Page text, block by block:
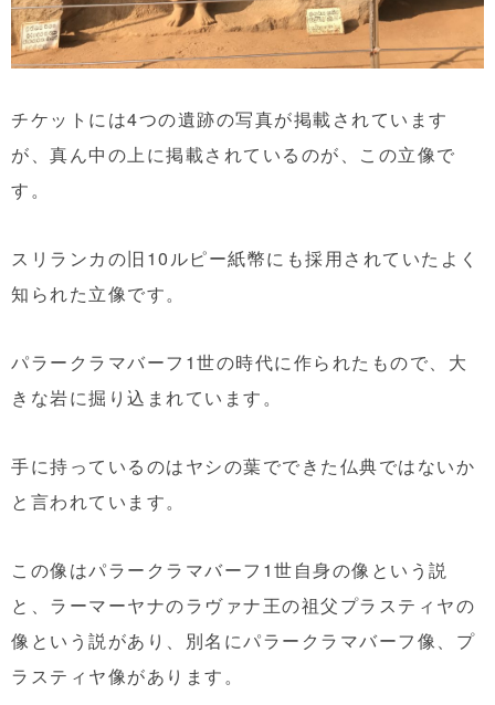
チケットには4つの遺跡の写真が掲載されています
が、真ん中の上に掲載されているのが、この立像で
す。
スリランカの旧10ルピー紙幣にも採用されていたよく
知られた立像です。
パラークラマバーフ1世の時代に作られたもので、大
きな岩に掘り込まれています。
手に持っているのはヤシの葉でできた仏典ではないか
と言われています。
この像はパラークラマバーフ1世自身の像という説
と、ラーマーヤナのラヴァナ王の祖父プラスティヤの
像という説があり、別名にパラークラマバーフ像、プ
ラスティヤ像があります。